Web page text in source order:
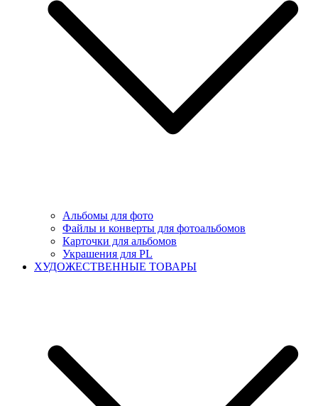
Альбомы для фото
Файлы и конверты для фотоальбомов
Карточки для альбомов
Украшения для PL
ХУДОЖЕСТВЕННЫЕ ТОВАРЫ